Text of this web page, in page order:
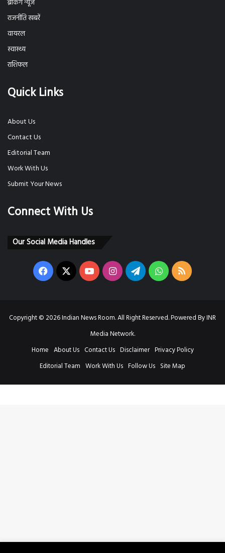
ब्रेकिंग न्यूज
राजनीति खबरें
वायरल
स्वास्थ्य
राशिफल
Quick Links
About Us
Contact Us
Editorial Team
Work With Us
Submit Your News
Connect With Us
Our Social Media Handles
Facebook
X YouTubeInstagramTelegramWhatsApp
RSS
Copyright © 2026 Indian News Room. All Right Reserved. Powered By INR
Media Network.
Home About Us Contact Us Disclaimer Privacy Policy
Editorial Team Work With Us Follow Us Site Map